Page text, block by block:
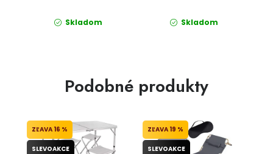
Skladom Skladom
Podobné produkty
16 %
SLEVOAKCE
19 %
SLEVOAKCE